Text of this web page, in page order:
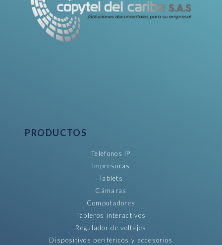
PRODUCTOS
Telefonos IP
Impresoras
Tablets
Cámaras
Computadores
Tableros interactivos
Regulador de voltajes
Dispositivos periféricos y accesorios